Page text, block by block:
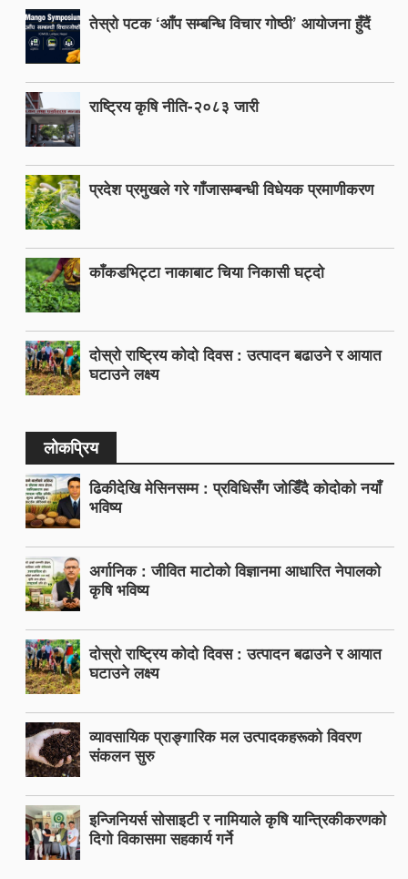
तेस्रो पटक ‘आँप सम्बन्धि विचार गोष्ठी’ आयोजना हुँदैं
राष्ट्रिय कृषि नीति-२०८३ जारी
प्रदेश प्रमुखले गरे गाँजासम्बन्धी विधेयक प्रमाणीकरण
काँकडभिट्टा नाकाबाट चिया निकासी घट्दो
दोस्रो राष्ट्रिय कोदो दिवस : उत्पादन बढाउने र आयात
घटाउने लक्ष्य
लोकप्रिय
ढिकीदेखि मेसिनसम्म : प्रविधिसँग जोडिँदै कोदोको नयाँ
भविष्य
अर्गानिक : जीवित माटोको विज्ञानमा आधारित नेपालको
कृषि भविष्य
दोस्रो राष्ट्रिय कोदो दिवस : उत्पादन बढाउने र आयात
घटाउने लक्ष्य
व्यावसायिक प्राङ्गारिक मल उत्पादकहरूको विवरण
संकलन सुरु
इन्जिनियर्स सोसाइटी र नामियाले कृषि यान्त्रिकीकरणको
दिगो विकासमा सहकार्य गर्ने